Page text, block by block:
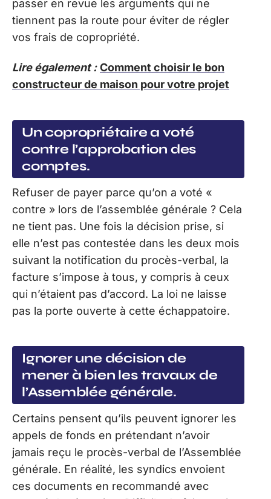
passer en revue les arguments qui ne
tiennent pas la route pour éviter de régler
vos frais de copropriété.
Lire également : Comment choisir le bon
constructeur de maison pour votre projet
Un copropriétaire a voté
contre l’approbation des
comptes.
Refuser de payer parce qu’on a voté «
contre » lors de l’assemblée générale ? Cela
ne tient pas. Une fois la décision prise, si
elle n’est pas contestée dans les deux mois
suivant la notification du procès-verbal, la
facture s’impose à tous, y compris à ceux
qui n’étaient pas d’accord. La loi ne laisse
pas la porte ouverte à cette échappatoire.
Ignorer une décision de
mener à bien les travaux de
l’Assemblée générale.
Certains pensent qu’ils peuvent ignorer les
appels de fonds en prétendant n’avoir
jamais reçu le procès-verbal de l’Assemblée
générale. En réalité, les syndics envoient
ces documents en recommandé avec